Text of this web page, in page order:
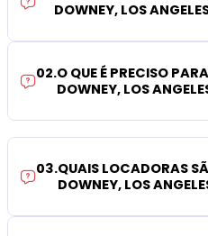
DOWNEY, LOS
02.O QUE É PRECISO
DOWNEY, LOS
03.QUAIS LOCADORAS
DOWNEY, LOS